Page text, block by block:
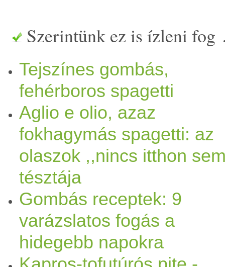
Szerintünk ez is ízleni
Tejszínes gombás,
fehérboros spagetti
Aglio e olio, azaz
fokhagymás spagetti: az
olaszok ,,nincs itthon
tésztája
Gombás receptek: 9
varázslatos fogás a
hidegebb napokra